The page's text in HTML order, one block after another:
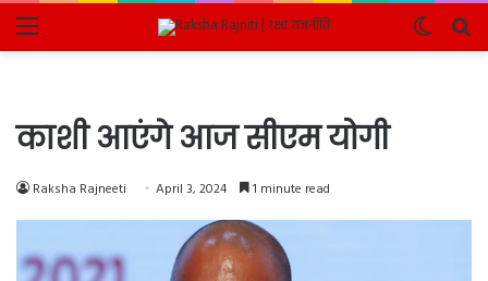
Menu
Switch
skin
काशी आएंगे आज सीएम योगी
Raksha Rajneeti April 3, 2024 1 minute read